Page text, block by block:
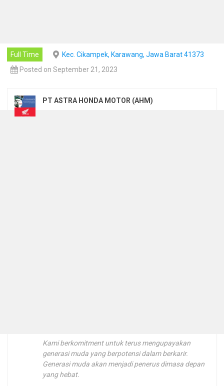
Full Time
Kec. Cikampek, Karawang, Jawa Barat 41373
Posted on September 21, 2023
PT ASTRA HONDA MOTOR (AHM)
Kami berkomitment untuk terus mengupayakan
generasi muda yang berpotensi dalam berkarir.
Generasi muda akan menjadi penerus dimasa depan
yang hebat.